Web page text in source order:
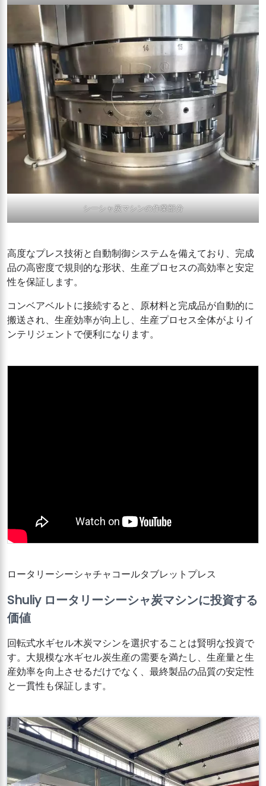
シーシャ炭マシンの作業部分
高度なプレス技術と自動制御システムを備えており、完成
品の高密度で規則的な形状、生産プロセスの高効率と安定
性を保証します。
コンベアベルトに接続すると、原材料と完成品が自動的に
搬送され、生産効率が向上し、生産プロセス全体がよりイ
ンテリジェントで便利になります。
ロータリーシーシャチャコールタブレットプレス
Shuliy ロータリーシーシャ炭マシンに投資する
価値
回転式水ギセル木炭マシンを選択することは賢明な投資で
す。大規模な水ギセル炭生産の需要を満たし、生産量と生
産効率を向上させるだけでなく、最終製品の品質の安定性
と一貫性も保証します。